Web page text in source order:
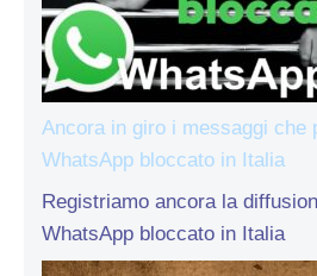
Ancora in giro i messaggi che
WhatsApp bloccato in Italia
Registriamo ancora la
WhatsApp bloccato in Italia